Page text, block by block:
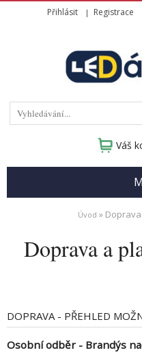
Přihlásit Registrace
Váš
Úvod »
Doprava a
DOPRAVA - PŘEHLED
Osobní odběr - Brandýs